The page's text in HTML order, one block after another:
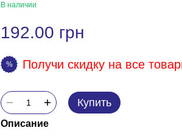
В наличии
192.00 грн
% Получи скидку на все
Купить
Описание